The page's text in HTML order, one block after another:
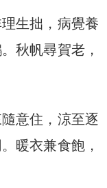
生拙，病覺養
秋帆尋賀老，
意住，涼至逐
暖衣兼食飽，